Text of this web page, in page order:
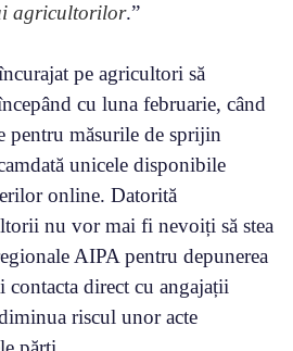
agricultorilor.”
pe agricultori să
cu luna februarie, când
pentru măsurile de sprijin
unicele disponibile
online. Datorită
nu vor mai fi nevoiți să stea
AIPA pentru depunerea
direct cu angajații
riscul unor acte